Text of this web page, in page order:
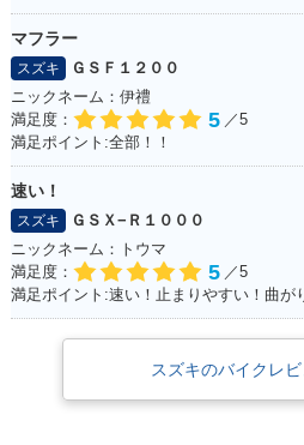
マフラー
スズキ
ＧＳＦ１２００
ニックネーム：伊禮
満足度：
5 ／5
満足ポイント:全部！！
速い！
スズキ
ＧＳＸ−Ｒ１０００
ニックネーム：トウマ
満足度：
5 ／5
満足ポイント:速い！止まりやすい！曲が
スズキのバイクレ